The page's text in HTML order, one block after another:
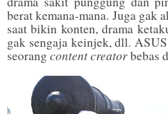
berat kemana-mana. Juga gak
saat bikin konten, drama
gak sengaja keinjek, dll.
seorangcontent creatorbebas